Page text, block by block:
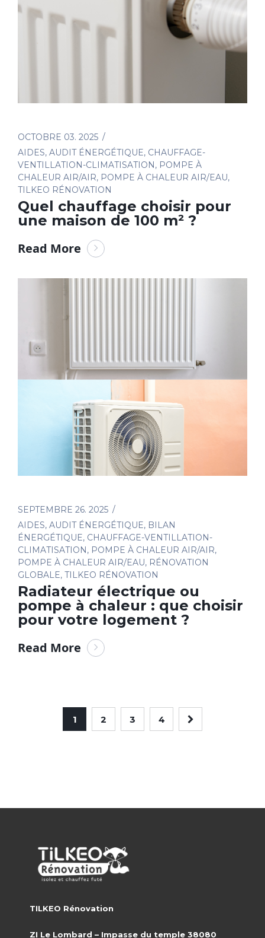
OCTOBRE 03. 2025
AIDES, AUDIT ÉNERGÉTIQUE, CHAUFFAGE-
VENTILLATION-CLIMATISATION, POMPE À
CHALEUR AIR/AIR, POMPE À CHALEUR AIR/EAU,
TILKEO RÉNOVATION
Quel chauffage choisir pour
une maison de 100 m² ?
Read More
SEPTEMBRE 26. 2025
AIDES, AUDIT ÉNERGÉTIQUE, BILAN
ÉNERGÉTIQUE, CHAUFFAGE-VENTILLATION-
CLIMATISATION, POMPE À CHALEUR AIR/AIR,
POMPE À CHALEUR AIR/EAU, RÉNOVATION
GLOBALE, TILKEO RÉNOVATION
Radiateur électrique ou
pompe à chaleur : que choisir
pour votre logement ?
Read More
1 2 3 4
TILKEO Rénovation
ZI Le Lombard – Impasse du temple 38080